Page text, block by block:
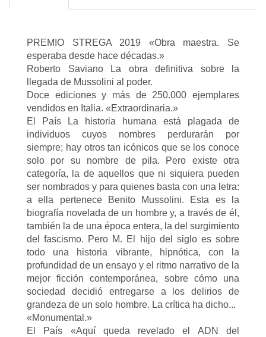
PREMIO STREGA 2019 «Obra maestra. Se
esperaba desde hace décadas.»
Roberto Saviano La obra definitiva sobre la
llegada de Mussolini al poder.
Doce ediciones y más de 250.000 ejemplares
vendidos en Italia. «Extraordinaria.»
El País La historia humana está plagada de
individuos cuyos nombres perdurarán por
siempre; hay otros tan icónicos que se los conoce
solo por su nombre de pila. Pero existe otra
categoría, la de aquellos que ni siquiera pueden
ser nombrados y para quienes basta con una letra:
a ella pertenece Benito Mussolini. Esta es la
biografía novelada de un hombre y, a través de él,
también la de una época entera, la del surgimiento
del fascismo. Pero M. El hijo del siglo es sobre
todo una historia vibrante, hipnótica, con la
profundidad de un ensayo y el ritmo narrativo de la
mejor ficción contemporánea, sobre cómo una
sociedad decidió entregarse a los delirios de
grandeza de un solo hombre. La crítica ha dicho...
«Monumental.»
El País «Aquí queda revelado el ADN del